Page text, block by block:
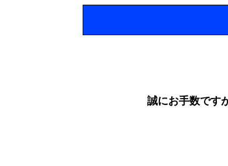
誠にお手数です